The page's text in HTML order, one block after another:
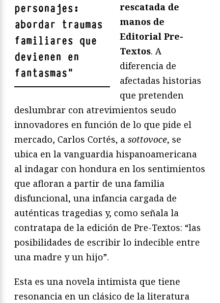
personajes:
abordar traumas
familiares que
devienen en
fantasmas"
rescatada de
manos de
Editorial Pre-
Textos. A
diferencia de
afectadas historias
que pretenden
deslumbrar con atrevimientos seudo
innovadores en función de lo que pide el
mercado, Carlos Cortés, a sottovoce, se
ubica en la vanguardia hispanoamericana
al indagar con hondura en los sentimientos
que afloran a partir de una familia
disfuncional, una infancia cargada de
auténticas tragedias y, como señala la
contratapa de la edición de Pre-Textos: “las
posibilidades de escribir lo indecible entre
una madre y un hijo”.
Esta es una novela intimista que tiene
resonancia en un clásico de la literatura